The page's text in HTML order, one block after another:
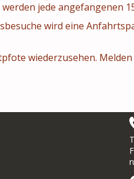
jede angefangenen
wird eine
wiederzusehen.